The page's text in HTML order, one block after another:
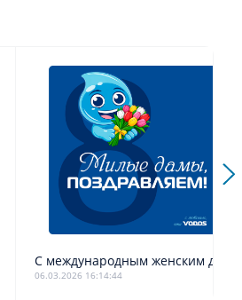
06.03.2026 16:14:44